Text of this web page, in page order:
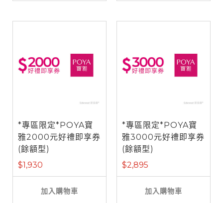
*專區限定*POYA寶
雅2000元好禮即享券
(餘額型)
$1,930
加入購物車
*專區限定*POYA寶
雅3000元好禮即享券
(餘額型)
$2,895
加入購物車